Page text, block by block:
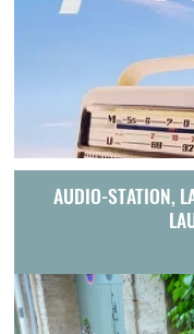
AUDIO-STATION,